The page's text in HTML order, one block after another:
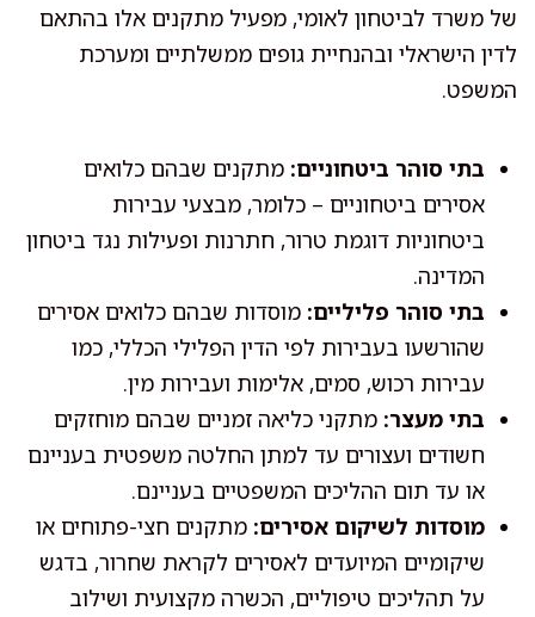
של משרד לביטחון לאומי, מפעיל מתקנים אלו בהתאם
לדין הישראלי ובהנחיית גופים ממשלתיים ומערכת
המשפט.
בתי סוהר ביטחוניים: מתקנים שבהם כלואים
אסירים ביטחוניים – כלומר, מבצעי עבירות
ביטחוניות דוגמת טרור, חתרנות ופעילות נגד ביטחון
המדינה.
בתי סוהר פליליים: מוסדות שבהם כלואים אסירים
שהורשעו בעבירות לפי הדין הפלילי הכללי, כמו
עבירות רכוש, סמים, אלימות ועבירות מין.
בתי מעצר: מתקני כליאה זמניים שבהם מוחזקים
חשודים ועצורים עד למתן החלטה משפטית בעניינם
או עד תום ההליכים המשפטיים בעניינם.
מוסדות לשיקום אסירים: מתקנים חצי-פתוחים או
שיקומיים המיועדים לאסירים לקראת שחרור, בדגש
על תהליכים טיפוליים, הכשרה מקצועית ושילוב